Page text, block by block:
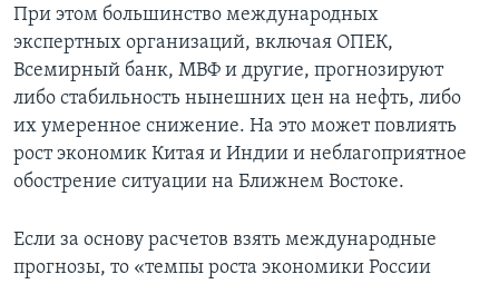
При этом большинство международных
экспертных организаций, включая ОПЕК,
Всемирный банк, МВФ и другие, прогнозируют
либо стабильность нынешних цен на нефть, либо
их умеренное снижение. На это может повлиять
рост экономик Китая и Индии и неблагоприятное
обострение ситуации на Ближнем Востоке.
Если за основу расчетов взять международные
прогнозы, то «темпы роста экономики России